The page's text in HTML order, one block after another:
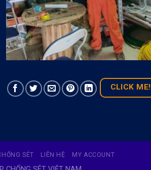
CLICK ME!
SÉT LIÊN HỆ MY ACCOUNT